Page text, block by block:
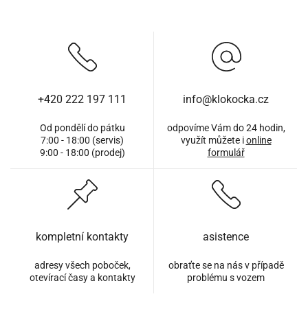
+420 222 197 111
Od pondělí do pátku
7:00 - 18:00 (servis)
9:00 - 18:00 (prodej)
info@klokocka.cz
odpovíme Vám do 24 hodin,
využít můžete ionline
formulář
kompletní kontakty
adresy všech poboček,
otevírací časy a kontakty
asistence
obraťte se na nás v případě
problému s vozem